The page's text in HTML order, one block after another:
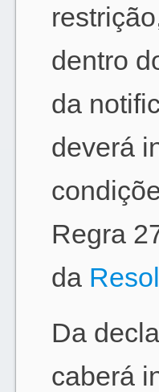
dentro
da
deverá
Regra
da
Da
caberá